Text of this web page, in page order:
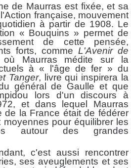
de Maurras est fixée, et sa
française, mouvement
à partir de 1908. Le
« Bouquins » permet de
de cette pensée,
forts, comme L'Avenir de
Maurras médite sur la
à « l'âge de fer » du
Tanger, livre qui inspirera la
général de Gaulle et que
lors d'un discours à
et dans lequel Maurras
de la France était de fédérer
pour équilibrer les
autour des grandes
c'est aussi rencontrer
ses aveuglements et ses